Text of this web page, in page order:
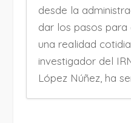
desde la
dar los pasos
una realidad
investigador del
López Núñez, ha